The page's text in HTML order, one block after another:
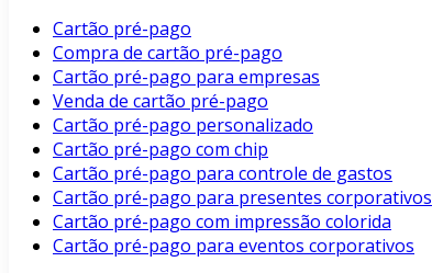
Cartão pré-pago
Compra de cartão pré-pago
Cartão pré-pago para empresas
Venda de cartão pré-pago
Cartão pré-pago personalizado
Cartão pré-pago com chip
Cartão pré-pago para controle de gastos
Cartão pré-pago para presentes corporativos
Cartão pré-pago com impressão colorida
Cartão pré-pago para eventos corporativos